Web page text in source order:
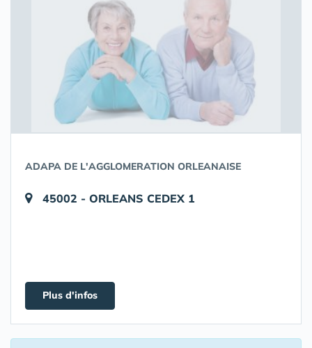
ADAPA DE L'AGGLOMERATION ORLEANAISE
45002 - ORLEANS CEDEX 1
Plus d'infos